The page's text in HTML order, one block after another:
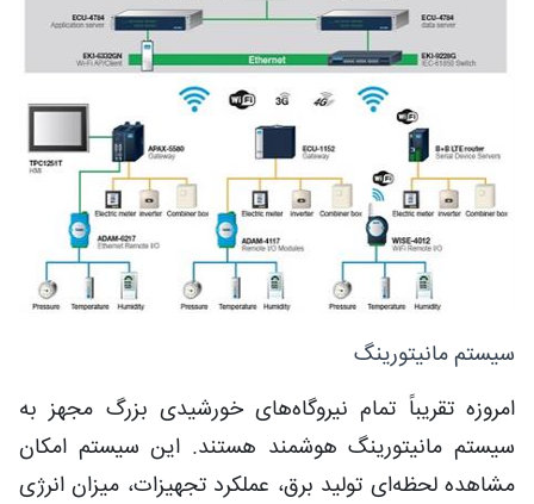
سیستم مانیتورینگ
امروزه تقریباً تمام نیروگاه‌های خورشیدی بزرگ مجهز به
سیستم مانیتورینگ هوشمند هستند. این سیستم امکان
مشاهده لحظه‌ای تولید برق، عملکرد تجهیزات، میزان انرژی